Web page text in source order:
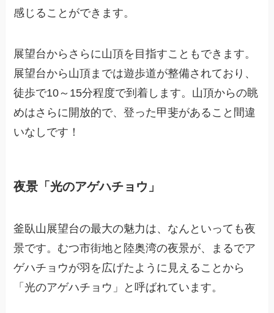
感じることができます。
展望台からさらに山頂を目指すこともできます。
展望台から山頂までは遊歩道が整備されており、
徒歩で10～15分程度で到着します。山頂からの眺
めはさらに開放的で、登った甲斐があること間違
いなしです！
夜景「光のアゲハチョウ」
釜臥山展望台の最大の魅力は、なんといっても夜
景です。むつ市街地と陸奥湾の夜景が、まるでア
ゲハチョウが羽を広げたように見えることから
「光のアゲハチョウ」と呼ばれています。